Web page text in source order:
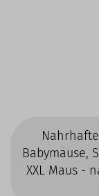
Babymäuse,
XXL Maus -